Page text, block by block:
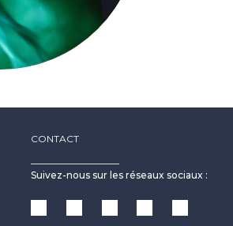
CONTACT
Suivez-nous sur les réseaux sociaux :